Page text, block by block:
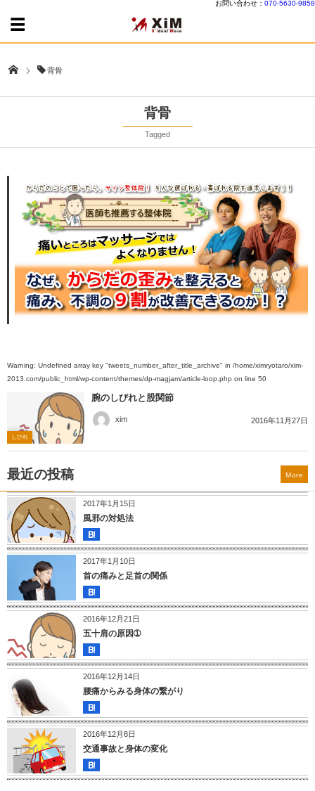
お問い合わせ： 070-5630-9858
背骨
背骨
Tagged
Warning: Undefined array key "tweets_number_after_title_archive" in /home/ximryotaro/xim-
2013.com/public_html/wp-content/themes/dp-magjam/article-loop.php on line 50
しびれ
腕のしびれと股関節
xim 2016年11月27日
最近の投稿
2017年1月15日
風邪の対処法
2017年1月10日
首の痛みと足首の関係
2016年12月21日
五十肩の原因➀
2016年12月14日
腰痛からみる身体の繋がり
2016年12月8日
交通事故と身体の変化
More